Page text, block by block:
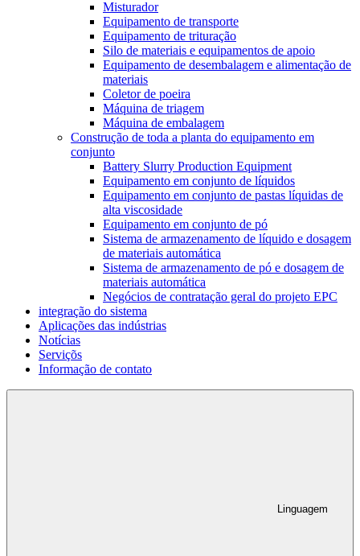
Misturador
Equipamento de transporte
Equipamento de trituração
Silo de materiais e equipamentos de apoio
Equipamento de desembalagem e alimentação de
materiais
Coletor de poeira
Máquina de triagem
Máquina de embalagem
Construção de toda a planta do equipamento em
conjunto
Battery Slurry Production Equipment
Equipamento em conjunto de líquidos
Equipamento em conjunto de pastas líquidas de
alta viscosidade
Equipamento em conjunto de pó
Sistema de armazenamento de líquido e dosagem
de materiais automática
Sistema de armazenamento de pó e dosagem de
materiais automática
Negócios de contratação geral do projeto EPC
integração do sistema
Aplicações das indústrias
Notícias
Serviçõs
Informação de contato
Linguagem